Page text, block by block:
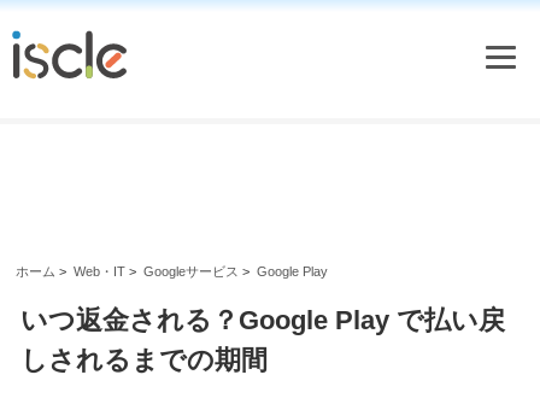
ホーム > Web・IT > Googleサービス > Google Play
いつ返金される？Google Play で払い戻
しされるまでの期間